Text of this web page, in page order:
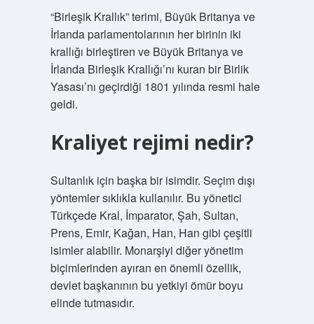
“Birleşik Krallık” terimi, Büyük Britanya ve
İrlanda parlamentolarının her birinin iki
krallığı birleştiren ve Büyük Britanya ve
İrlanda Birleşik Krallığı’nı kuran bir Birlik
Yasası’nı geçirdiği 1801 yılında resmi hale
geldi.
Kraliyet rejimi nedir?
Sultanlık için başka bir isimdir. Seçim dışı
yöntemler sıklıkla kullanılır. Bu yönetici
Türkçede Kral, İmparator, Şah, Sultan,
Prens, Emir, Kağan, Han, Han gibi çeşitli
isimler alabilir. Monarşiyi diğer yönetim
biçimlerinden ayıran en önemli özellik,
devlet başkanının bu yetkiyi ömür boyu
elinde tutmasıdır.